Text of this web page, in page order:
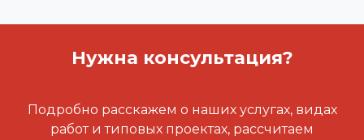
Нужна консультация?
Подробно расскажем о наших услугах, видах
работ и типовых проектах, рассчитаем